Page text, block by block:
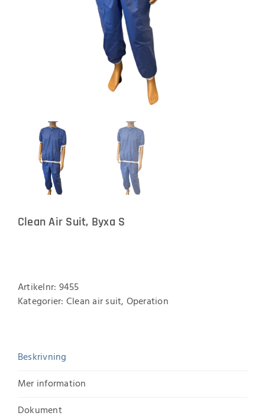
Clean Air Suit, Byxa S
Artikelnr: 9455
Kategorier: Clean air suit, Operation
Beskrivning
Mer information
Dokument